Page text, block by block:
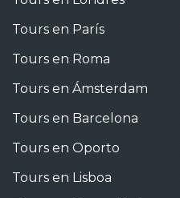
Tours en París
Tours en Roma
Tours en Ámsterdam
Tours en Barcelona
Tours en Oporto
Tours en Lisboa